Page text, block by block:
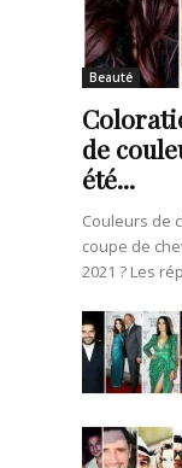
Beauté
de
été...
Couleurs de
coupe de
2021 ? Les